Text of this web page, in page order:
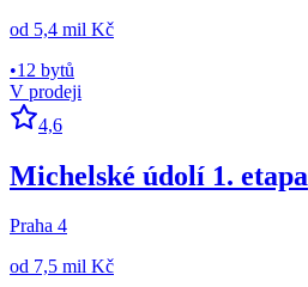
od 5,4 mil Kč
•12 bytů
V prodeji
4,6
Michelské údolí 1. etapa
Praha 4
od 7,5 mil Kč